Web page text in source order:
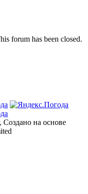
forum has been closed.
, Создано на основе